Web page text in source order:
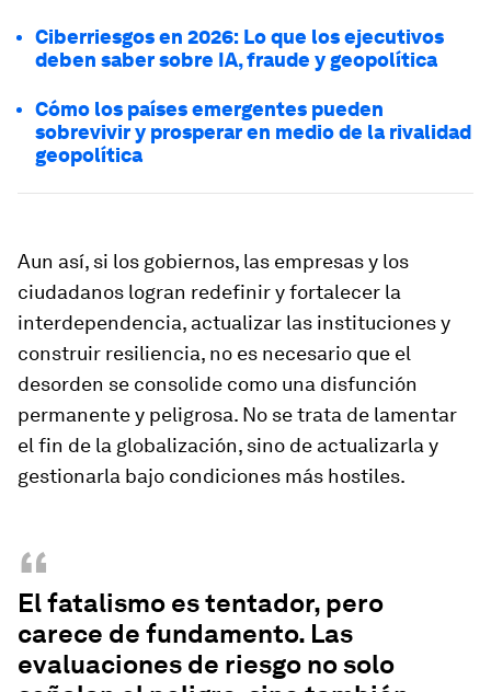
Ciberriesgos en 2026: Lo que los ejecutivos
deben saber sobre IA, fraude y geopolítica
Cómo los países emergentes pueden
sobrevivir y prosperar en medio de la rivalidad
geopolítica
Aun así, si los gobiernos, las empresas y los
ciudadanos logran redefinir y fortalecer la
interdependencia, actualizar las instituciones y
construir resiliencia, no es necesario que el
desorden se consolide como una disfunción
permanente y peligrosa. No se trata de lamentar
el fin de la globalización, sino de actualizarla y
gestionarla bajo condiciones más hostiles.
“
El fatalismo es tentador, pero
carece de fundamento. Las
evaluaciones de riesgo no solo